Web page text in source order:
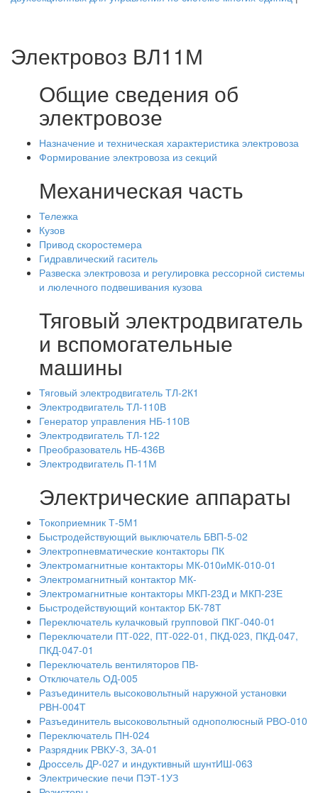
Электровоз ВЛ11М
Общие сведения об
электровозе
Назначение и техническая характеристика электровоза
Формирование электровоза из секций
Механическая часть
Тележка
Кузов
Привод скоростемера
Гидравлический гаситель
Развеска электровоза и регулировка рессорной системы
и люлечного подвешивания кузова
Тяговый электродвигатель
и вспомогательные
машины
Тяговый электродвигатель ТЛ-2К1
Электродвигатель ТЛ-110В
Генератор управления НБ-110В
Электродвигатель ТЛ-122
Преобразователь НБ-436В
Электродвигатель П-11М
Электрические аппараты
Токоприемник Т-5М1
Быстродействующий выключатель БВП-5-02
Электропневматические контакторы ПК
Электромагнитные контакторы МК-010иМК-010-01
Электромагнитный контактор МК-
Электромагнитные контакторы МКП-23Д и МКП-23Е
Быстродействующий контактор БК-78Т
Переключатель кулачковый групповой ПКГ-040-01
Переключатели ПТ-022, ПТ-022-01, ПКД-023, ПКД-047,
ПКД-047-01
Переключатель вентиляторов ПВ-
Отключатель ОД-005
Разъединитель высоковольтный наружной установки
РВН-004Т
Разъединитель высоковольтный однополюсный РВО-010
Переключатель ПН-024
Разрядник РВКУ-3, ЗА-01
Дроссель ДР-027 и индуктивный шунтИШ-063
Электрические печи ПЭТ-1УЗ